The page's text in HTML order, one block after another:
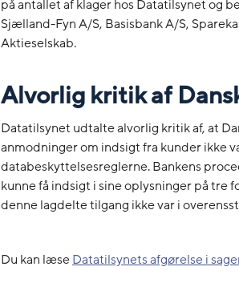
på antallet af klager hos Datatilsynet og
Sjælland-Fyn A/S, Basisbank A/S,
Aktieselskab.
Alvorlig kritik af
Datatilsynet udtalte alvorlig kritik af, at
anmodninger om indsigt fra kunder ikke
databeskyttelsesreglerne. Bankens
kunne få indsigt i sine oplysninger på tre
denne lagdelte tilgang ikke var i
Du kan læseDatatilsynets afgørelse i